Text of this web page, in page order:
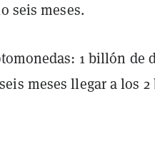
seis meses.
1 billón de
meses llegar a los